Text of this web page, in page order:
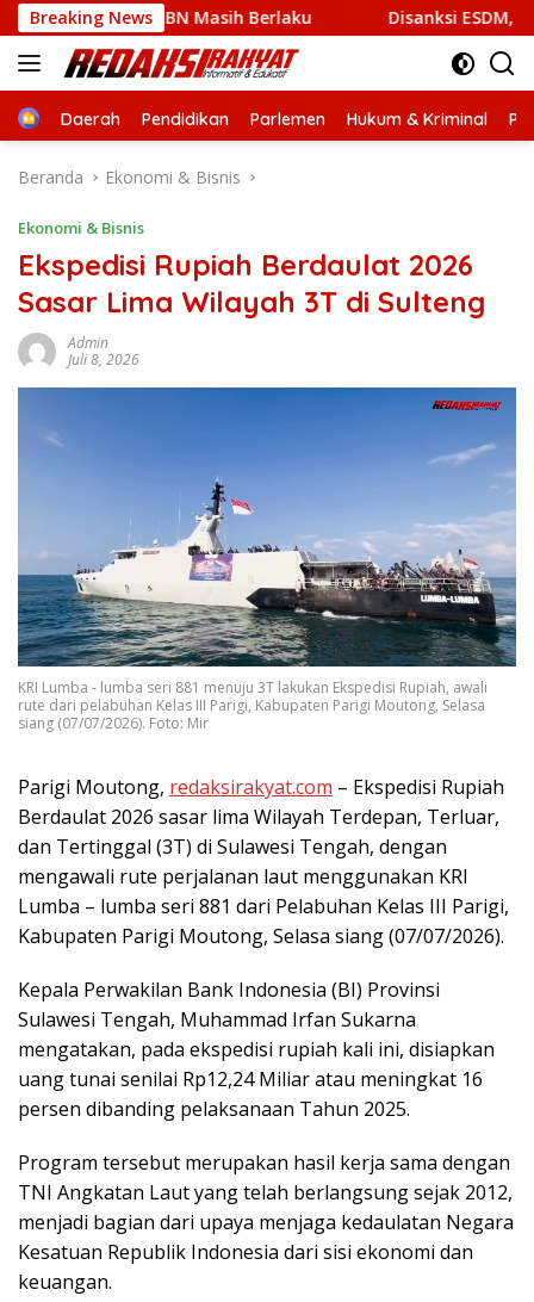
Langsung
ke
konten
Breaking News
CV BBN Masih Berlaku Disanksi ESDM,
HomeDaerah Pendidikan Parlemen Hukum & Kriminal
Beranda Ekonomi & Bisnis
Ekonomi & Bisnis
Ekspedisi Rupiah Berdaulat 2026
Sasar Lima Wilayah 3T di Sulteng
Admin
Juli 8, 2026
KRI Lumba - lumba seri 881 menuju 3T lakukan Ekspedisi Rupiah, awali
rute dari pelabuhan Kelas III Parigi, Kabupaten Parigi Moutong, Selasa
siang (07/07/2026). Foto: Mir
Parigi Moutong, redaksirakyat.com – Ekspedisi Rupiah
Berdaulat 2026 sasar lima Wilayah Terdepan, Terluar,
dan Tertinggal (3T) di Sulawesi Tengah, dengan
mengawali rute perjalanan laut menggunakan KRI
Lumba – lumba seri 881 dari Pelabuhan Kelas III Parigi,
Kabupaten Parigi Moutong, Selasa siang (07/07/2026).
Kepala Perwakilan Bank Indonesia (BI) Provinsi
Sulawesi Tengah, Muhammad Irfan Sukarna
mengatakan, pada ekspedisi rupiah kali ini, disiapkan
uang tunai senilai Rp12,24 Miliar atau meningkat 16
persen dibanding pelaksanaan Tahun 2025.
Program tersebut merupakan hasil kerja sama dengan
TNI Angkatan Laut yang telah berlangsung sejak 2012,
menjadi bagian dari upaya menjaga kedaulatan Negara
Kesatuan Republik Indonesia dari sisi ekonomi dan
keuangan.